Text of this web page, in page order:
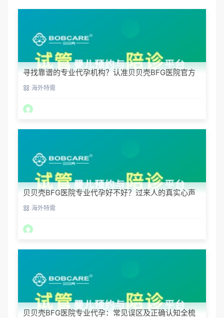
寻找靠谱的专业代孕机构？认准贝贝壳BFG医院官方
渠道海外特需
贝贝壳BFG医院专业代孕好不好？过来人的真实心声
海外特需
贝贝壳BFG医院专业代孕：常见误区及正确认知全梳